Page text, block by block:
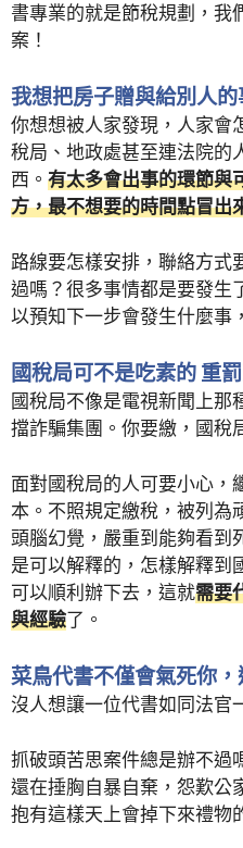
書專業的就是節稅規劃，我
案！
我想把房子贈與給別人的
你想想被人家發現，人家會
稅局、地政處甚至連法院的
西。 有太多會出事的環節與
方，最不想要的時間點冒出
路線要怎樣安排，聯絡方式
過嗎？很多事情都是要發生
以預知下一步會發生什麼事
國稅局可不是吃素的 重
國稅局不像是電視新聞上那
擋詐騙集團。你要繳，國稅
面對國稅局的人可要小心，
本。不照規定繳稅，被列為
頭腦幻覺，嚴重到能夠看到
是可以解釋的，怎樣解釋到
可以順利辦下去，這就需要
與經驗了。
菜鳥代書不僅會氣死你
沒人想讓一位代書如同法官
抓破頭苦思案件總是辦不過
還在捶胸自暴自棄，怨歎公
抱有這樣天上會掉下來禮物